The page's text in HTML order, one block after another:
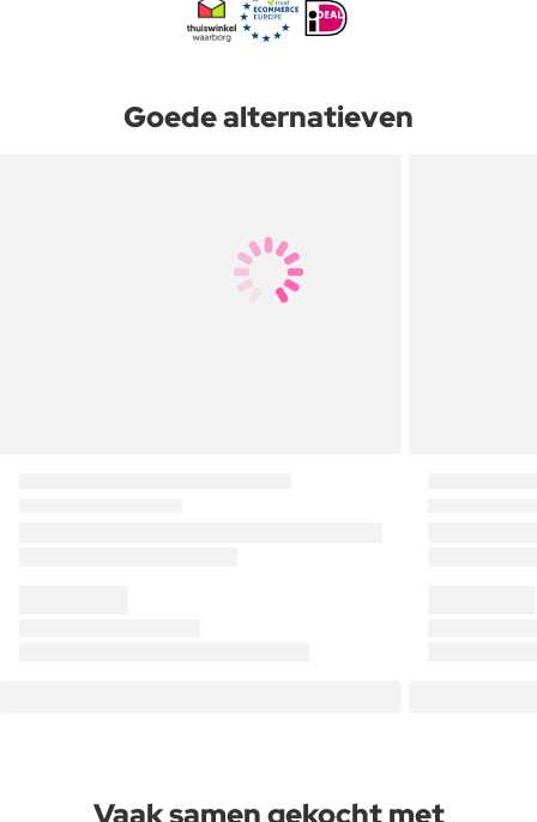
Goede alternatieven